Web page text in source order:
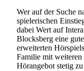
Wer auf der Suche
spielerischen
dabei Wert auf
Blocksberg eine
erweiterten
Familie mit weiteren
Hörangebot stetig